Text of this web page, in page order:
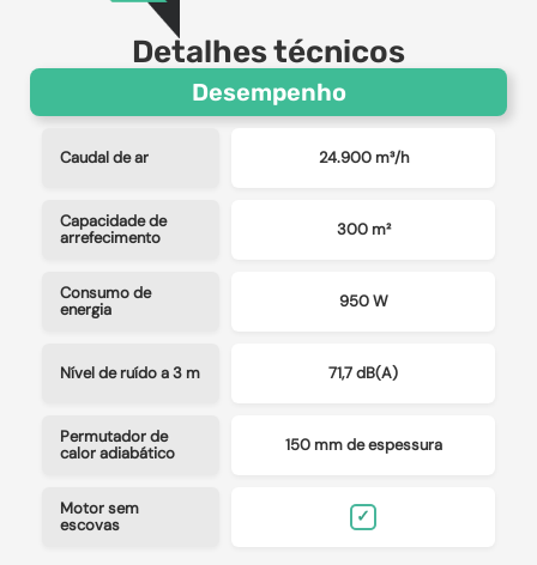
Detalhes técnicos
Desempenho
Caudal de ar 24.900 m³/h
Capacidade de
arrefecimento
300 m²
Consumo de
energia
950 W
Nível de ruído a 3 m 71,7 dB(A)
Permutador de
calor adiabático
150 mm de espessura
Motor sem
escovas
✓